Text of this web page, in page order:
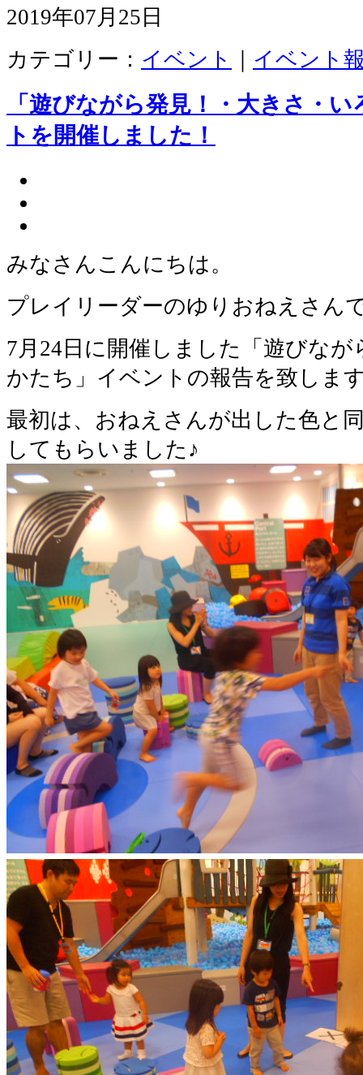
2019年07月25日
カテゴリー： イベント イベント
「遊びながら発見！・大きさ・
トを開催しました！
みなさんこんにちは。
プレイリーダーのゆりおねえさん
7月24日に開催しました「遊びな
かたち」イベントの報告を致しま
最初は、おねえさんが出した色と
してもらいました♪